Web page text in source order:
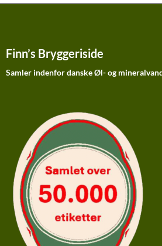
Finn’s Bryggeriside
Samler indenfor danske Øl- og